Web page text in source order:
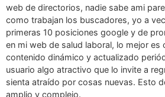
web de directorios, nadie sabe ami
como trabajan los buscadores, yo a
primeras 10 posiciones google y de
en mi web de salud laboral, lo mejor es
contenido dinámico y actualizado
usuario algo atractivo que lo invite a
sienta atraído por cosas nuevas. Esto
amplio y complejo.